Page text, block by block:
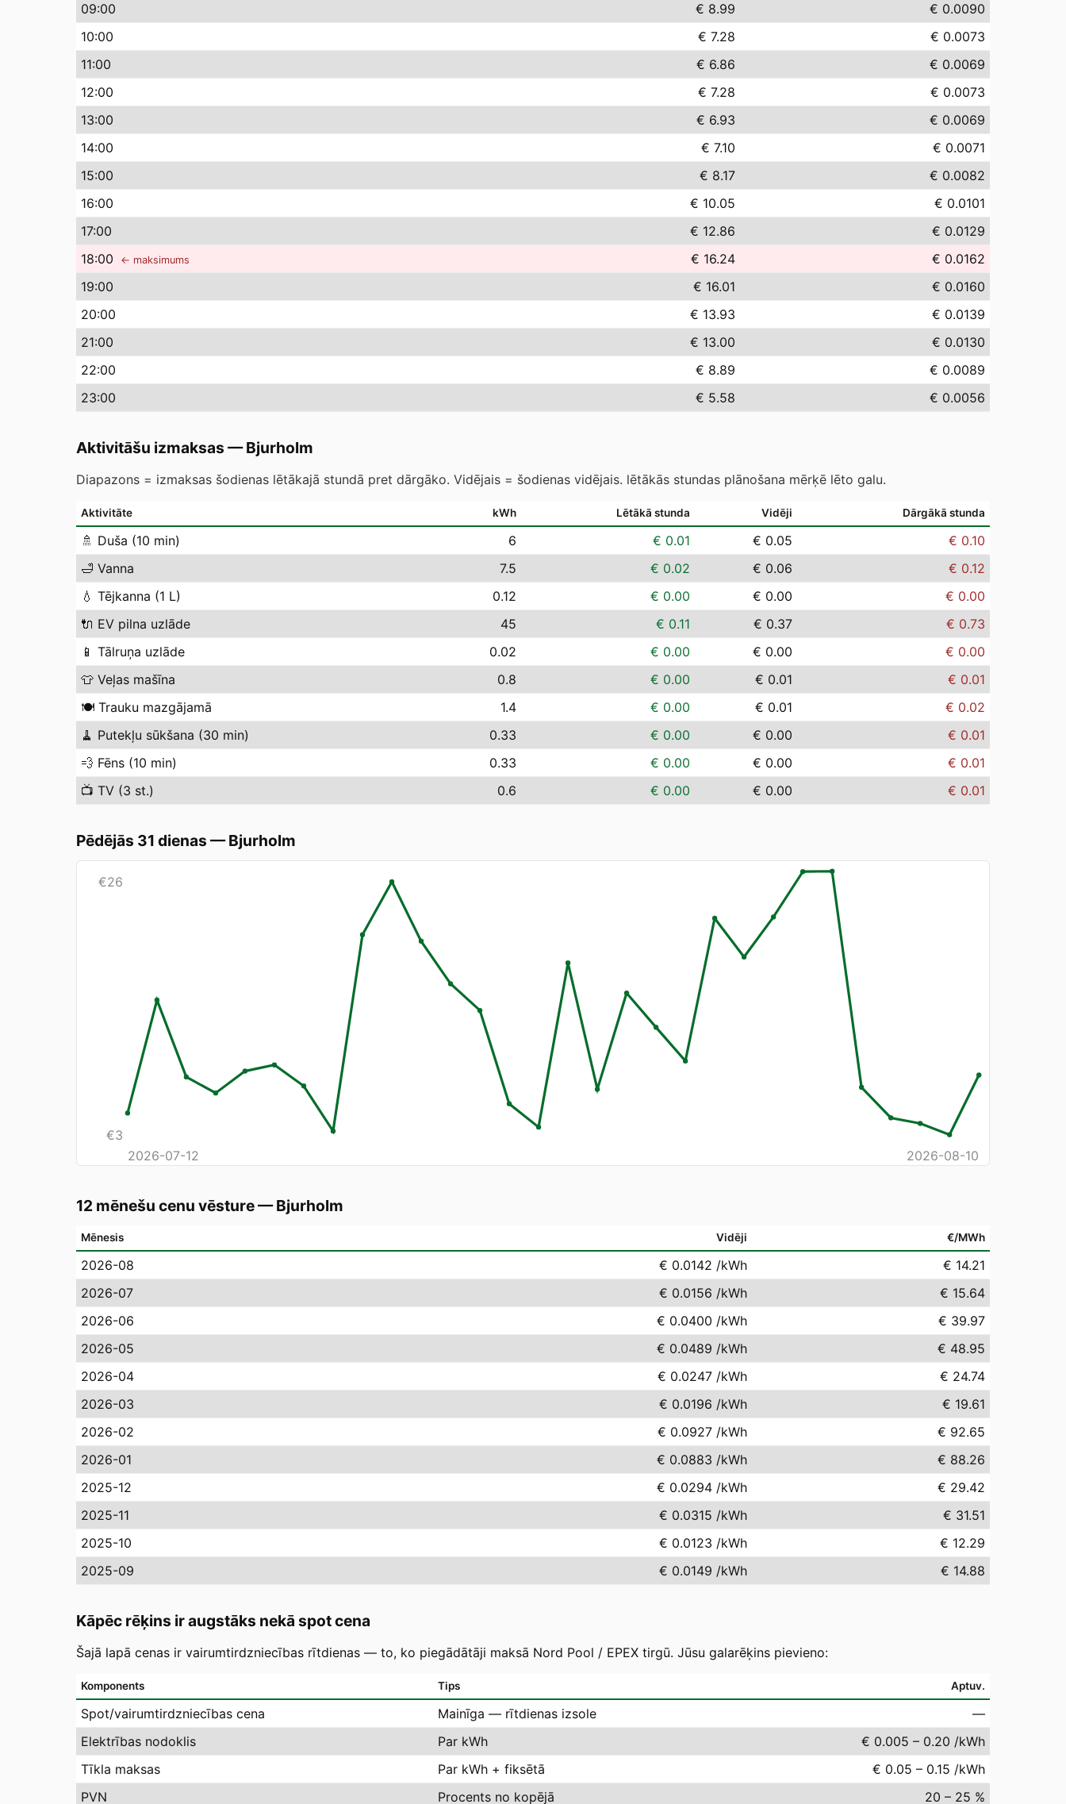
09:00 € 8.99
€ 0.0090
10:00 € 7.28
€ 0.0073
11:00 € 6.86
€ 0.0069
12:00 € 7.28
€ 0.0073
13:00 € 6.93
€ 0.0069
14:00 € 7.10
€ 0.0071
15:00 € 8.17
€ 0.0082
16:00 € 10.05
€ 0.0101
17:00 € 12.86
€ 0.0129
18:00 ← maksimums € 16.24
€ 0.0162
19:00 € 16.01
€ 0.0160
20:00 € 13.93
€ 0.0139
21:00 € 13.00
€ 0.0130
22:00 € 8.89
€ 0.0089
23:00 € 5.58 € 0.0056
Aktivitāšu izmaksas —Bjurholm
Diapazons = izmaksas šodienas lētākajā stundā pret dārgāko. Vidējais = šodienas vidējais. lētākās stundas plānošana mērķē lēto galu.
Aktivitāte kWh Lētākā stunda Vidēji Dārgākā stunda
🚿 Duša (10 min) 6 € 0.01 € 0.05
€ 0.10
🛁 Vanna 7.5 € 0.02 € 0.06
€ 0.12
💧 Tējkanna (1 L) 0.12 € 0.00 € 0.00
€ 0.00
🔌 EV pilna uzlāde 45 € 0.11 € 0.37
€ 0.73
📱 Tālruņa uzlāde 0.02 € 0.00 € 0.00
€ 0.00
👕 Veļas mašīna 0.8 € 0.00 € 0.01
€ 0.01
🍽️ Trauku mazgājamā 1.4 € 0.00 € 0.01
€ 0.02
🧹 Putekļu sūkšana (30 min) 0.33 € 0.00 € 0.00
€ 0.01
💨 Fēns (10 min) 0.33 € 0.00 € 0.00
€ 0.01
📺 TV (3 st.) 0.6 € 0.00 € 0.00 € 0.01
Pēdējās 31 dienas —Bjurholm
€26
€3
2026-07-12
2026-08-10
12 mēnešu cenu vēsture—Bjurholm
Mēnesis Vidēji €/MWh
2026-08 € 0.0142 /kWh
€ 14.21
2026-07
€ 0.0156 /kWh
€ 15.64
2026-06
€ 0.0400 /kWh
€ 39.97
2026-05
€ 0.0489 /kWh
€ 48.95
2026-04
€ 0.0247 /kWh
€ 24.74
2026-03
€ 0.0196 /kWh
€ 19.61
2026-02
€ 0.0927 /kWh
€ 92.65
2026-01
€ 0.0883 /kWh
€ 88.26
2025-12
€ 0.0294 /kWh
€ 29.42
2025-11
€ 0.0315 /kWh
€ 31.51
2025-10
€ 0.0123 /kWh
€ 12.29
2025-09
€ 0.0149 /kWh € 14.88
Kāpēc rēķins ir augstāks nekā spot cena
Šajā lapā cenas ir vairumtirdzniecības rītdienas — to, ko piegādātāji maksā Nord Pool / EPEX tirgū. Jūsu galarēķins pievieno:
Komponents Tips Aptuv.
Spot/vairumtirdzniecības cena Mainīga — rītdienas izsole
—
Elektrības nodoklis
Par kWh
€ 0.005 – 0.20 /kWh
Tīkla maksas
Par kWh + fiksētā
€ 0.05 – 0.15 /kWh
PVN
Procents no kopējā 20 – 25 %